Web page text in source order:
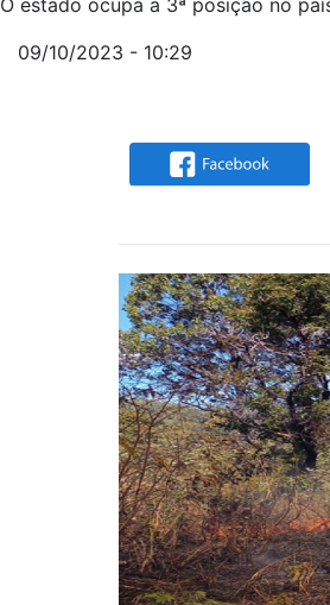
O estado ocupa a 3ª posição no
09/10/2023 - 10:29